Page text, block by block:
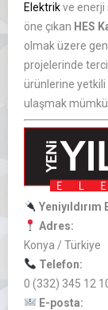
Elektrikve enerji
öne çıkan HES
olmak üzere
projelerinde
ürünlerine yetkili
ulaşmak
Adres:
Konya / Türkiye
Telefon:
0 (332) 345 12
E-posta: